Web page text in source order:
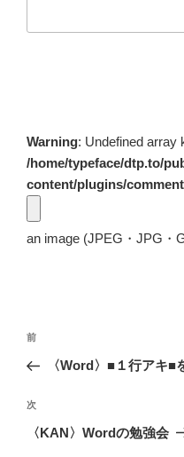
Warning: Undefined array
/home/typeface/dtp.to/
content/plugins/
an image (JPEG・JPG・
投
ナ
ビ
ゲ
前
の
稿
前
〈Word〉■１行アキ■
次
の
次
〈KAN〉Wordの勉強会